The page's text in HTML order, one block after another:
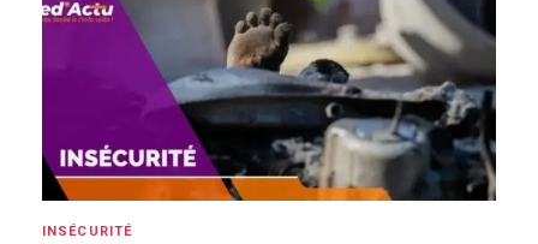
INSÉCURITÉ